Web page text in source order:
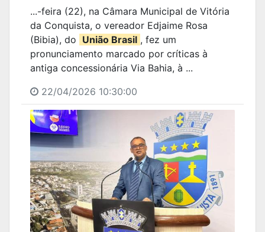
...-feira (22), na Câmara Municipal de Vitória
da Conquista, o vereador Edjaime Rosa
(Bibia), do União Brasil , fez um
pronunciamento marcado por críticas à
antiga concessionária Via Bahia, à ...
22/04/2026 10:30:00